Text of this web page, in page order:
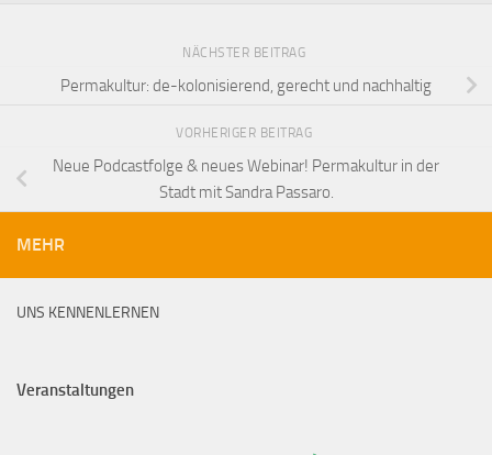
NÄCHSTER BEITRAG
Permakultur: de-kolonisierend, gerecht und nachhaltig
VORHERIGER BEITRAG
Neue Podcastfolge & neues Webinar! Permakultur in der
Stadt mit Sandra Passaro.
MEHR
UNS KENNENLERNEN
Veranstaltungen